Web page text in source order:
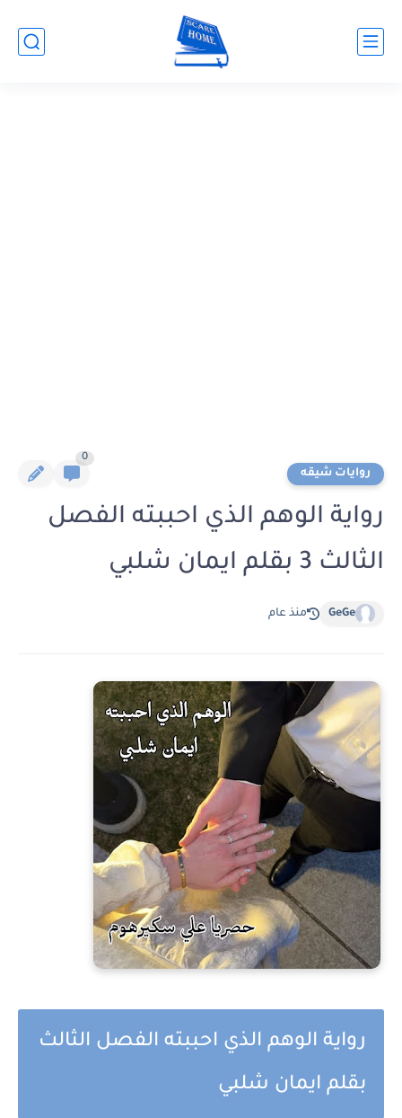
روايات شيقه
0
رواية الوهم الذي احببته الفصل
الثالث 3 بقلم ايمان شلبي
GeGe منذ عام
رواية الوهم الذي احببته الفصل الثالث
بقلم ايمان شلبي